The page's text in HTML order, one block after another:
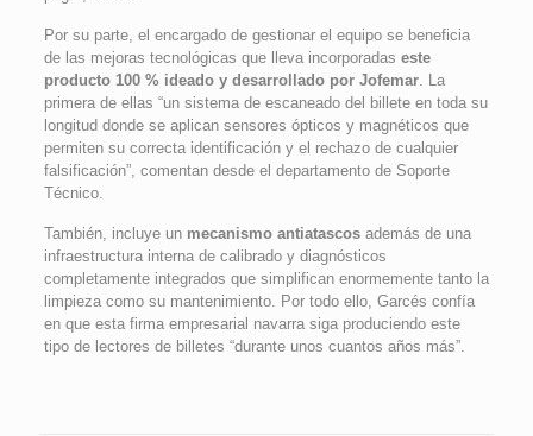
Por su parte, el encargado de gestionar el equipo se beneficia
de las mejoras tecnológicas que lleva incorporadas este
producto 100 % ideado y desarrollado por Jofemar. La
primera de ellas “un sistema de escaneado del billete en toda su
longitud donde se aplican sensores ópticos y magnéticos que
permiten su correcta identificación y el rechazo de cualquier
falsificación”, comentan desde el departamento de Soporte
Técnico.
También, incluye un mecanismo antiatascosademás de una
infraestructura interna de calibrado y diagnósticos
completamente integrados que simplifican enormemente tanto la
limpieza como su mantenimiento. Por todo ello, Garcés confía
en que esta firma empresarial navarra siga produciendo este
tipo de lectores de billetes “durante unos cuantos años más”.